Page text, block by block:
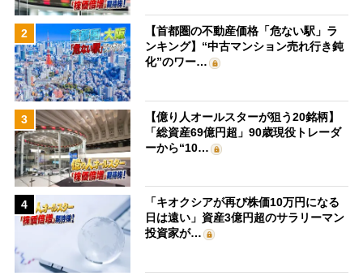
2
【首都圏の不動産価格「危ない駅」ラ
ンキング】“中古マンション売れ行き鈍
化”のワー…
3
【億り人オールスターが狙う20銘柄】
「総資産69億円超」90歳現役トレーダ
ーから“10…
4
「キオクシアが再び株価10万円になる
日は遠い」資産3億円超のサラリーマン
投資家が…